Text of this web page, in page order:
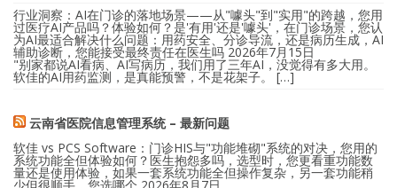
行业洞察：AI在门诊的落地场景——从"噱头"到"实用"的跨越，您用
过医疗AI产品吗？体验如何？是'有用'还是'噱头'，在门诊场景，您认
为AI最适合解决什么问题：用药安全、分诊导流，还是病历生成，AI
辅助诊断，您能接受最终责任在医生吗 2026年7月15日
"别家都说AI看病、AI写病历，我们用了三年AI，没觉得有多大用。
软佳的AI用药监测，是真能预警，不是花架子。 […]
云南省医院信息管理系统 – 最新问题
软佳 vs PCS Software：门诊HIS与"功能堆砌"系统的对决，您用的
系统功能全但体验如何？医生抱怨多吗，选型时，您更看重功能数
量还是使用体验，如果一套系统功能全但操作复杂，另一套功能稍